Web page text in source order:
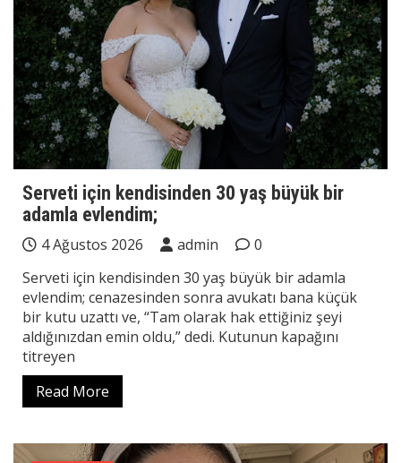
Serveti için kendisinden 30 yaş büyük bir
adamla evlendim;
4 Ağustos 2026 admin
0
Serveti için kendisinden 30 yaş büyük bir adamla
evlendim; cenazesinden sonra avukatı bana küçük
bir kutu uzattı ve, “Tam olarak hak ettiğiniz şeyi
aldığınızdan emin oldu,” dedi. Kutunun kapağını
titreyen
Read More